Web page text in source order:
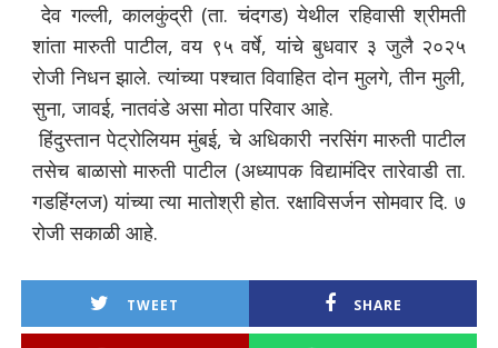
देव गल्ली, कालकुंद्री (ता. चंदगड) येथील रहिवासी श्रीमती
शांता मारुती पाटील, वय ९५ वर्षे, यांचे बुधवार ३ जुलै २०२५
रोजी निधन झाले. त्यांच्या पश्चात विवाहित दोन मुलगे, तीन मुली,
सुना, जावई, नातवंडे असा मोठा परिवार आहे.
हिंदुस्तान पेट्रोलियम मुंबई, चे अधिकारी नरसिंग मारुती पाटील
तसेच बाळासो मारुती पाटील (अध्यापक विद्यामंदिर तारेवाडी ता.
गडहिंग्लज) यांच्या त्या मातोश्री होत. रक्षाविसर्जन सोमवार दि. ७
रोजी सकाळी आहे.
TWEET SHARE